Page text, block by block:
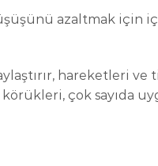
azaltmak için
hareketleri ve
körükleri, çok sayıda